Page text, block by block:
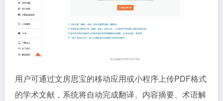
用户可通过文房思宝的移动应用或小程序上传PDF格式
的学术文献，系统将自动完成翻译、内容摘要、术语解